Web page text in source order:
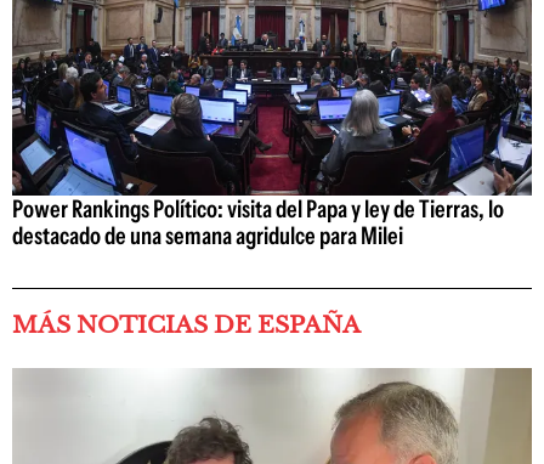
Power Rankings Político: visita del Papa y ley de Tierras, lo
destacado de una semana agridulce para Milei
MÁS NOTICIAS DE ESPAÑA